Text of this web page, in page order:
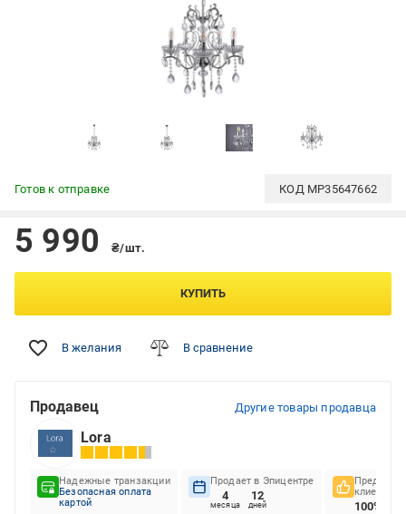
Готов к отправке КОД MP35647662
5 990 ₴/шт.
КУПИТЬ
В желания В сравнение
Продавец Другие товары продавца
Lora
Надежные транзакции
Безопасная оплата
картой
Продает в Эпицентре
4
месяца
12
дней
клиентов
100%